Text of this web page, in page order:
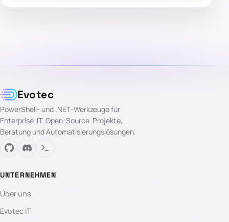
Evotec
PowerShell- und .NET-Werkzeuge für
Enterprise-IT. Open-Source-Projekte,
Beratung und Automatisierungslösungen.
UNTERNEHMEN
Über uns
Evotec IT